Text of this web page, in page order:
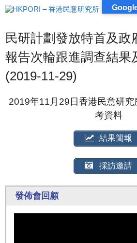
跳
至
容民研計劃發放特首及政
報告次輪跟進調查結果
(2019-11-29)
2019年11月29日香港民意研究
考資料
結果簡報
採訪邀請
發佈會回顧